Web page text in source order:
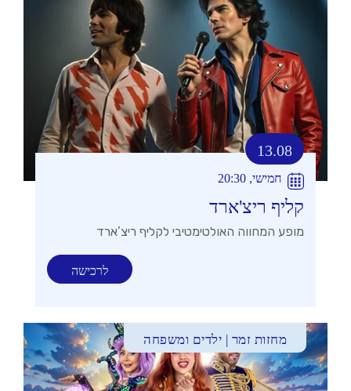
13.08
חמישי, 20:30
קליף ריצ'ארד
מופע המחווה האולטימטיבי לקליף ריצ’ארד
לרכישה
מחזות זמר | ילדים ומשפחה